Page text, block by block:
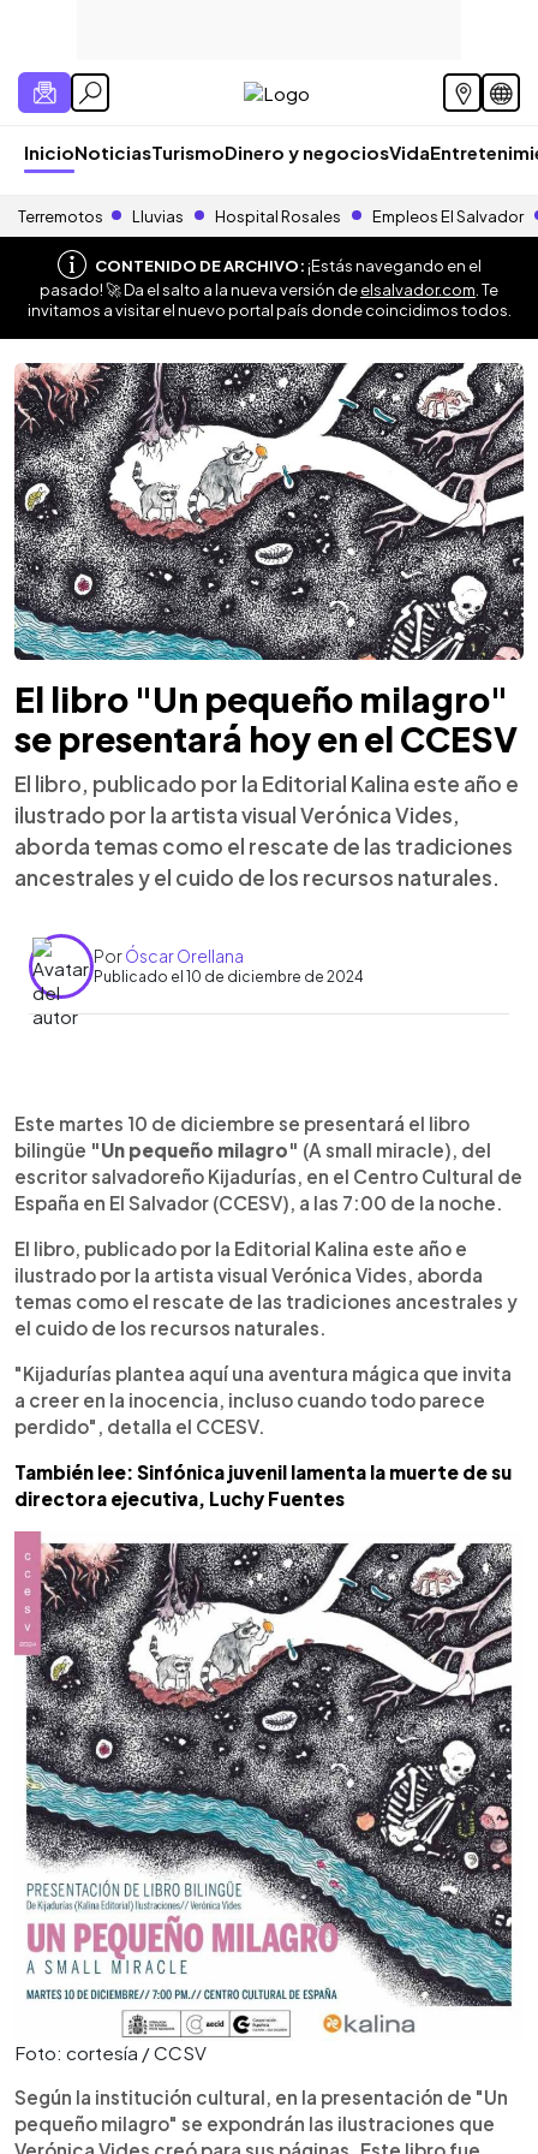
InicioNoticiasTurismoDinero y negociosVida
Terremotos Lluvias Hospital Rosales Empleos El Salvador
CONTENIDO DE ARCHIVO:¡Estás navegando en el
pasado! 🚀 Da el salto a la nueva versión deelsalvador.com . Te
invitamos a visitar el nuevo portal país donde coincidimos todos.
El libro "Un pequeño milagro"
se presentará hoy en el CCESV
El libro, publicado por la Editorial Kalina este año e
ilustrado por la artista visual Verónica Vides,
aborda temas como el rescate de las tradiciones
ancestrales y el cuido de los recursos naturales.
PorÓscar Orellana
Publicado el 10 de diciembre de 2024
Escuchar artículo
Este martes 10 de diciembre se presentará el libro
bilingüe "Un pequeño milagro" (A small miracle), del
escritor salvadoreño Kijadurías, en el Centro Cultural de
España en El Salvador (CCESV), a las 7:00 de la noche.
El libro, publicado por la Editorial Kalina este año e
ilustrado por la artista visual Verónica Vides, aborda
temas como el rescate de las tradiciones ancestrales y
el cuido de los recursos naturales.
"Kijadurías plantea aquí una aventura mágica que invita
a creer en la inocencia, incluso cuando todo parece
perdido", detalla el CCESV.
También lee: Sinfónica juvenil lamenta la muerte de su
directora ejecutiva, Luchy Fuentes
Foto: cortesía / CCSV
Según la institución cultural, en la presentación de "Un
pequeño milagro" se expondrán las ilustraciones que